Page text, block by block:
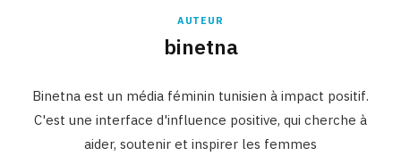
AUTEUR
binetna
Binetna est un média féminin tunisien à impact positif.
C'est une interface d'influence positive, qui cherche à
aider, soutenir et inspirer les femmes